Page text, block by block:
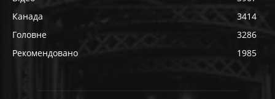
Канада
3414
Головне
3286
Рекомендовано
1985